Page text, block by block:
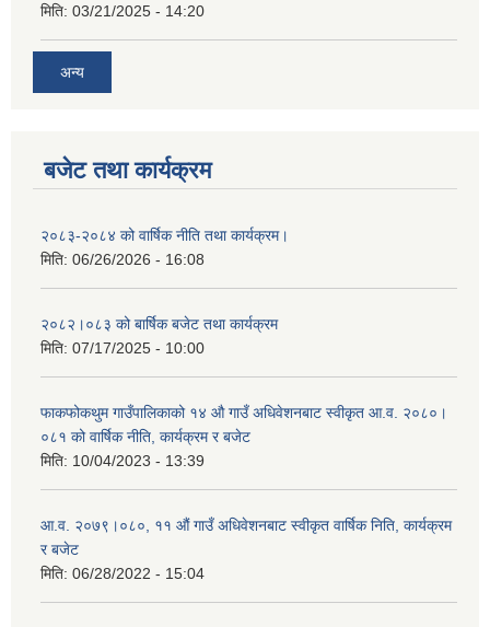
मिति: 03/21/2025 - 14:20
अन्य
बजेट तथा कार्यक्रम
२०८३-२०८४ को वार्षिक नीति तथा कार्यक्रम।
मिति: 06/26/2026 - 16:08
२०८२।०८३ को बार्षिक बजेट तथा कार्यक्रम
मिति: 07/17/2025 - 10:00
फाकफोकथुम गाउँपालिकाको १४ औ गाउँ अधिवेशनबाट स्वीकृत आ.व. २०८०।
०८१ को वार्षिक नीति, कार्यक्रम र बजेट
मिति: 10/04/2023 - 13:39
आ.व. २०७९।०८०, ११ औं गाउँ अधिवेशनबाट स्वीकृत वार्षिक निति, कार्यक्रम
र बजेट
मिति: 06/28/2022 - 15:04